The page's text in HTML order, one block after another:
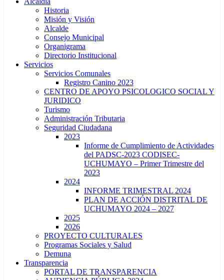
Historia
Misión y Visión
Alcalde
Consejo Municipal
Organigrama
Directorio Institucional
Servicios
Servicios Comunales
Registro Canino 2023
CENTRO DE APOYO PSICOLOGICO SOCIAL Y
JURIDICO
Turismo
Administración Tributaria
Seguridad Ciudadana
2023
Informe de Cumplimiento de Actividades
del PADSC-2023 CODISEC-
UCHUMAYO – Primer Trimestre del
2023
2024
INFORME TRIMESTRAL 2024
PLAN DE ACCIÓN DISTRITAL DE
UCHUMAYO 2024 – 2027
2025
2026
PROYECTO CULTURALES
Programas Sociales y Salud
Demuna
Transparencia
PORTAL DE TRANSPARENCIA